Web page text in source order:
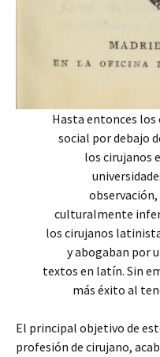
Hasta entonces los
social por debajo
los cirujanos
culturalmente
los cirujanos
y abogaban por
textos en latín. Sin
más éxito al
El principal objetivo de
profesión de cirujano,